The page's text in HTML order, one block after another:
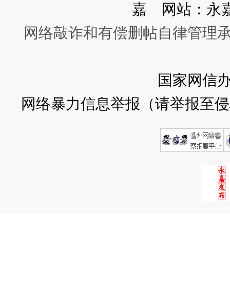
嘉 网站：永
网络敲诈和有偿删帖自律管理
国家网信
网络暴力信息举报（请举报至